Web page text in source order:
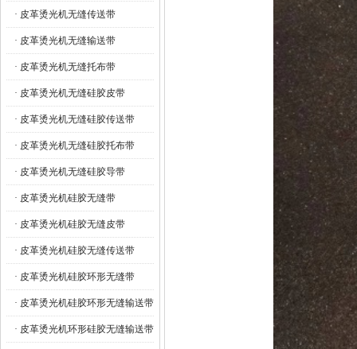
· 皮革烫光机无缝传送带
· 皮革烫光机无缝输送带
· 皮革烫光机无缝托布带
· 皮革烫光机无缝硅胶皮带
· 皮革烫光机无缝硅胶传送带
· 皮革烫光机无缝硅胶托布带
· 皮革烫光机无缝硅胶导带
· 皮革烫光机硅胶无缝带
· 皮革烫光机硅胶无缝皮带
· 皮革烫光机硅胶无缝传送带
· 皮革烫光机硅胶环形无缝带
· 皮革烫光机硅胶环形无缝输送带
· 皮革烫光机环形硅胶无缝输送带